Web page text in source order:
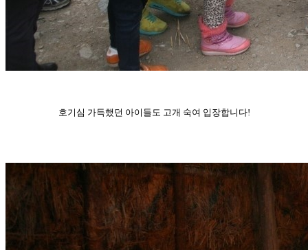
호기심 가득했던 아이들도 고개 숙여 입장합니다!